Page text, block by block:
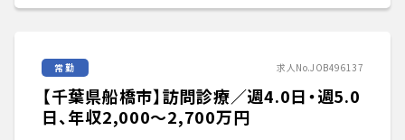
常勤 求人No.JOB496137
【千葉県船橋市】訪問診療／週4.0日・週5.0
日、年収2,000〜2,700万円